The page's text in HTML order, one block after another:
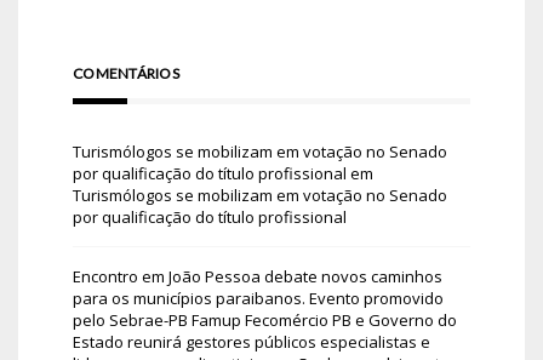
COMENTÁRIOS
Turismólogos se mobilizam em votação no Senado
por qualificação do título profissional em
Turismólogos se mobilizam em votação no Senado
por qualificação do título profissional
Encontro em João Pessoa debate novos caminhos
para os municípios paraibanos. Evento promovido
pelo Sebrae-PB Famup Fecomércio PB e Governo do
Estado reunirá gestores públicos especialistas e